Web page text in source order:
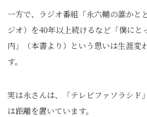
一方で、ラジオ番組「永六輔の誰かと
ジオ）を40年以上続けるなど「僕にと
内」（本書より）という思いは生涯変
す。
実は永さんは、「テレビファソラシド
は距離を置いています。